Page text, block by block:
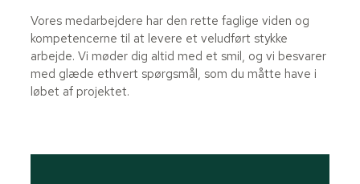
Vores medarbejdere har den rette faglige viden og
kompetencerne til at levere et veludført stykke
arbejde. Vi møder dig altid med et smil, og vi besvarer
med glæde ethvert spørgsmål, som du måtte have i
løbet af projektet.